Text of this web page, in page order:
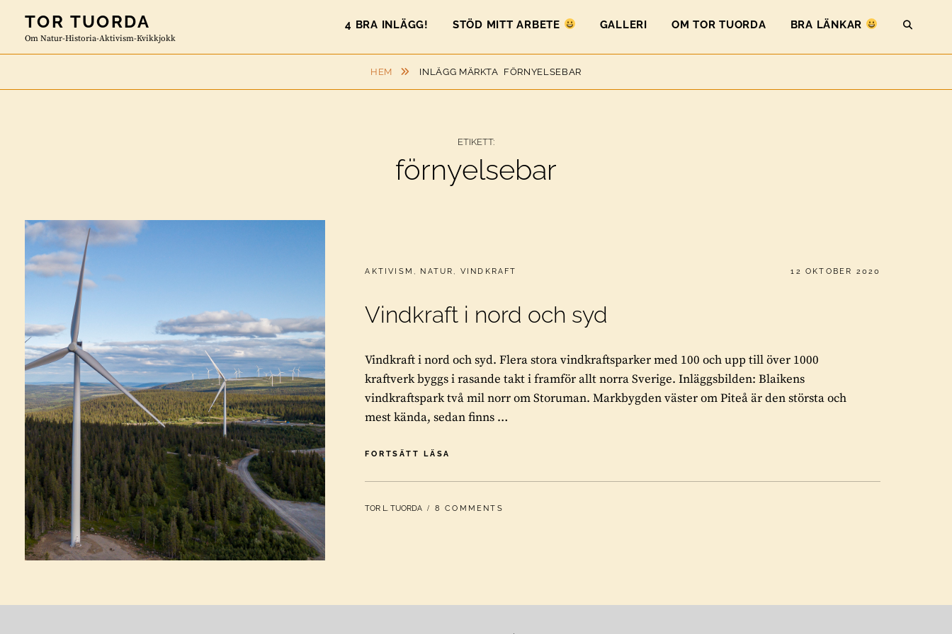
content
TOR TUORDA
Om Natur-Historia-Aktivism-Kvikkjokk
4 BRA INLÄGG! STÖD MITT ARBETE GALLERI OM TOR TUORDA BRA LÄNKAR
HEM INLÄGG MÄRKTA FÖRNYELSEBAR
ETIKETT:
förnyelsebar
CATEGORIES:
AKTIVISM , NATUR , VINDKRAFT PUBLICERAT
12 OKTOBER 2020
Vindkraft i nord och syd
Vindkraft i nord och syd. Flera stora vindkraftsparker med 100 och upp till över 1000
kraftverk byggs i rasande takt i framför allt norra Sverige. Inläggsbilden: Blaikens
vindkraftspark två mil norr om Storuman. Markbygden väster om Piteå är den största och
mest kända, sedan finns …
FORTSÄTT LÄSA
NORD
SYD
BY
TOR L. TUORDA 8 COMMENTS